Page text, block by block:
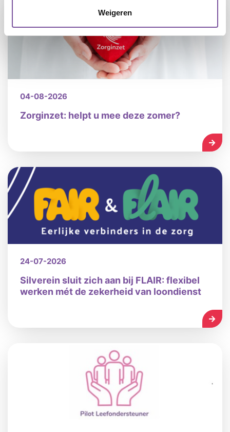
Weigeren
04-08-2026
Zorginzet: helpt u mee deze zomer?
24-07-2026
Silverein sluit zich aan bij FLAIR: flexibel
werken mét de zekerheid van loondienst